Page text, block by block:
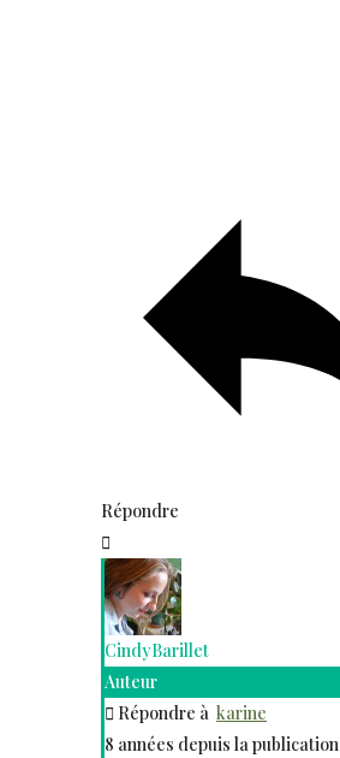
Répondre
CindyBarillet
Auteur
Répondre à karine
8 années depuis la publication